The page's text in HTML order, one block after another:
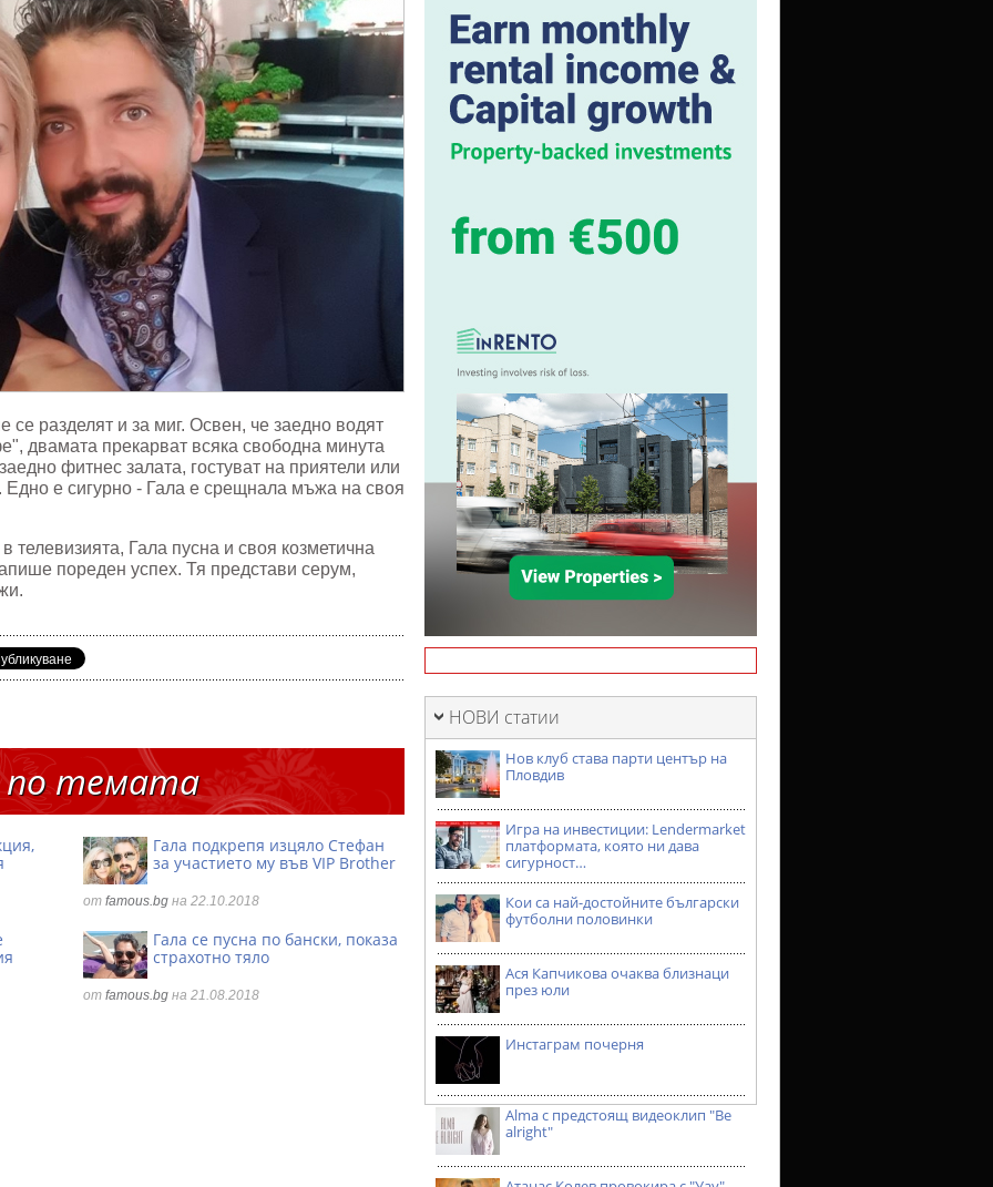
се разделят и за миг. Освен, че заедно водят
двамата прекарват всяка свободна минута
фитнес залата, гостуват на приятели или
Едно е сигурно - Гала е срещнала мъжа на своя
телевизията, Гала пусна и своя козметична
пореден успех. Тя представи серум,
темата
Гала подкрепя изцяло Стефан
за участието му във VIP Brother
от famous.bg на 22.10.2018
Гала се пусна по бански, показа
страхотно тяло
от famous.bg на 21.08.2018
НОВИ статии
Нов клуб става парти център на
Пловдив
Игра на инвестиции: Lendermarket
платформата, която ни дава
сигурност…
Кои са най-достойните български
футболни половинки
Ася Капчикова очаква близнаци
през юли
Инстаграм почерня
Alma с предстоящ видеоклип "Be
alright"